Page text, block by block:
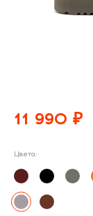
11 990 ₽
Цвета: